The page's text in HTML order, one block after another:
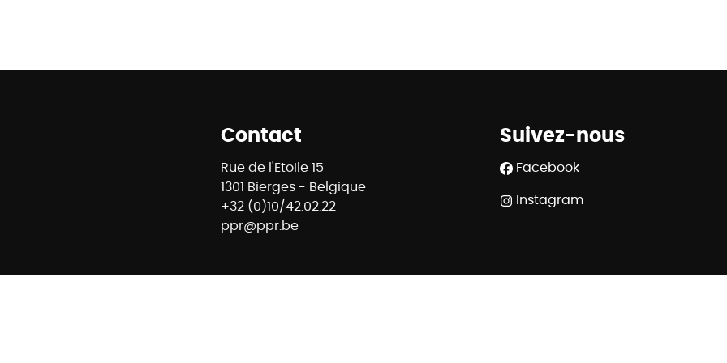
Contact
Rue de l'Etoile 15
1301 Bierges - Belgique
+32 (0)10/42.02.22
ppr@ppr.be
Suivez-nous
Facebook
Instagram